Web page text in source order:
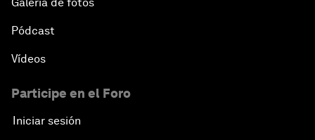
Pódcast
Vídeos
Participe en el Foro
Iniciar sesión